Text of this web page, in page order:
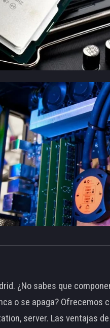
¿No sabes que
o se apaga?
server. Las ventajas